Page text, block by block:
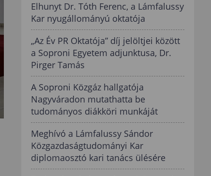
Elhunyt Dr. Tóth Ferenc, a Lámfalussy
Kar nyugállományú oktatója
„Az Év PR Oktatója” díj jelöltjei között
a Soproni Egyetem adjunktusa, Dr.
Pirger Tamás
A Soproni Közgáz hallgatója
Nagyváradon mutathatta be
tudományos diákköri munkáját
Meghívó a Lámfalussy Sándor
Közgazdaságtudományi Kar
diplomaosztó kari tanács ülésére